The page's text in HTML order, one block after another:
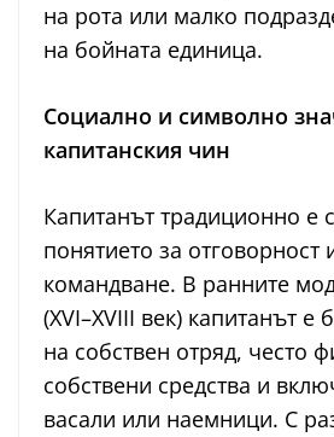
на рота или малко
на бойната единица.
Социално и символно
капитанския чин
Капитанът традиционно е
понятието за отговорност
командване. В ранните
(XVI–XVIII век) капитанът е
на собствен отряд, често
собствени средства и
васали или наемници. С